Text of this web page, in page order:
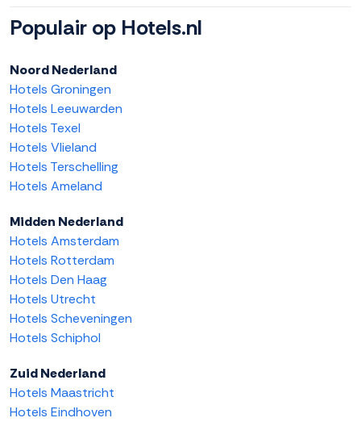
Populair op Hotels.nl
Noord Nederland
Hotels Groningen
Hotels Leeuwarden
Hotels Texel
Hotels Vlieland
Hotels Terschelling
Hotels Ameland
Midden Nederland
Hotels Amsterdam
Hotels Rotterdam
Hotels Den Haag
Hotels Utrecht
Hotels Scheveningen
Hotels Schiphol
Zuid Nederland
Hotels Maastricht
Hotels Eindhoven